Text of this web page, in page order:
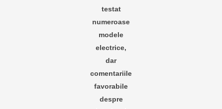
testat
numeroase
modele
electrice,
dar
comentariile
favorabile
despre